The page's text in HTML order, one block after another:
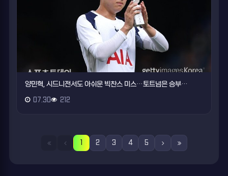
양민혁, 시드니전서도 아쉬운 빅찬스 미스…토트넘은 승부…
07.30 212
2 3 4 5